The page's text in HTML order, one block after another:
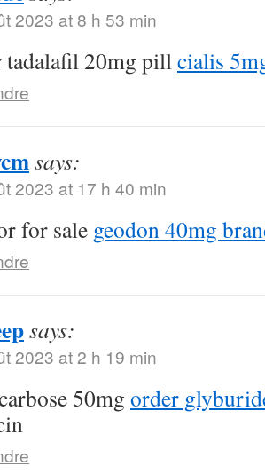
2023 at 8 h 53 min
tadalafil 20mg pillcialis
says:
2023 at 17 h 40 min
for sale geodon 40mg
says:
2023 at 2 h 19 min
50mg order